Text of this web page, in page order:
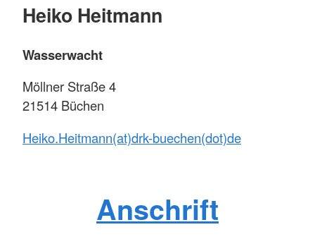
Heiko Heitmann
Wasserwacht
Möllner Straße 4
21514 Büchen
Heiko.Heitmann(at)drk-buechen(dot)de
Anschrift